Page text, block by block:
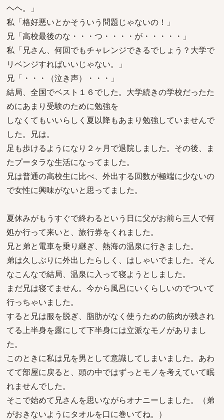
ヘヘ。」
私「格好悪いとかそういう問題じゃないの！」
兄「高校最後のな・・・つ・・・・が・・・・・」
私「兄さん、何回でもチャレンジできるでしょう？大学で
リベンジすればいいじゃない。」
兄「・・・（泣き声）・・・」
結局、全国でベスト１６でした。大学続きの学校だったた
めにあまり受験のために勉強を
しなくてもいいらしく夏以降もあまり勉強していませんで
した。兄は。
足も歩けるようになり２ヶ月で退院しました。その後、ま
たプータラな生活になってました。
兄は普通の高校生に比べ、外出する回数が極端に少ないの
で女性に興味がないと思ってました。
夏休みがもうすぐで終わるという日に父がお前ら三人で何
処か行って来いと、旅行券をくれました。
兄と弟と電車を乗り継ぎ、熱海の温泉に行きました。
弟は久しぶりに外出したらしく、はしゃいでました。そん
なこんなで結局、温泉に入って寝ようとしました。
まだ兄は寝てません。今から風呂にいくらしいのでついて
行っちゃいました。
すると兄は服を脱ぎ、脂肪がなく使うための筋肉が残され
てる上半身を露にして下半身には立派なモノがありまし
た。
このときに私は兄を男として意識してしまいました。あわ
てて部屋に戻ると、頭の中ではずっとモノを考えていて眠
れませんでした。
そこで始めて兄さんを思いながらオナニーしました。（弟
がおきないようにタオルを口に巻いてね。）